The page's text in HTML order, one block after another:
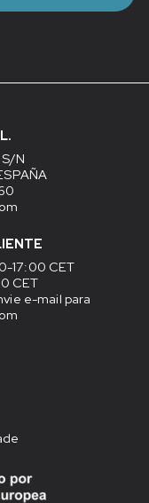
N
17:00 CET
CET
e-mail para